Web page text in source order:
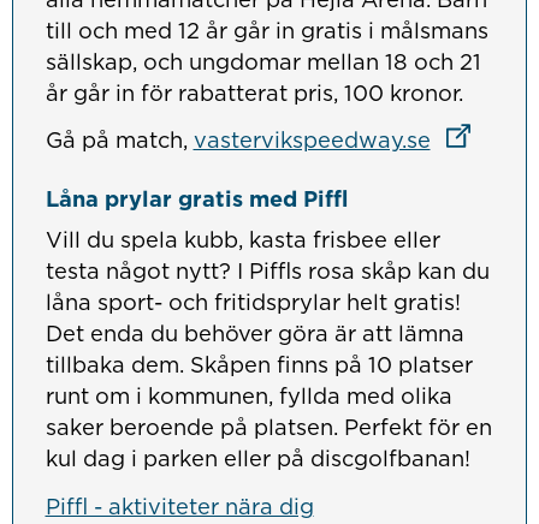
till och med 12 år går in gratis i målsmans
sällskap, och ungdomar mellan 18 och 21
år går in för rabatterat pris, 100 kronor.
Gå på match, vastervikspeedway.seLänk till
Länk till
Låna prylar gratis med Piffl
Vill du spela kubb, kasta frisbee eller
testa något nytt? I Piffls rosa skåp kan du
låna sport- och fritidsprylar helt gratis!
Det enda du behöver göra är att lämna
tillbaka dem. Skåpen finns på 10 platser
runt om i kommunen, fyllda med olika
saker beroende på platsen. Perfekt för en
kul dag i parken eller på discgolfbanan!
Piffl - aktiviteter nära dig